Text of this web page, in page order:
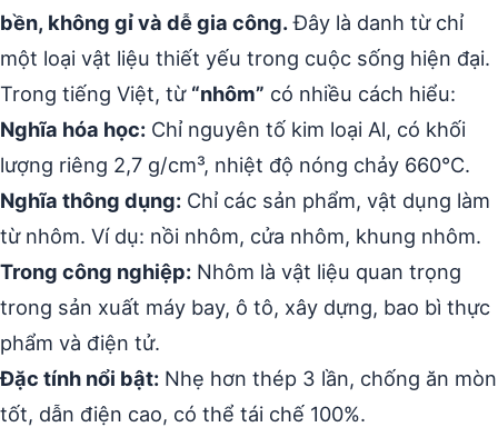
bền, không gỉ và dễ gia công.Đây là danh từ chỉ
một loại vật liệu thiết yếu trong cuộc sống hiện đại.
Trong tiếng Việt, từ “nhôm” có nhiều cách hiểu:
Nghĩa hóa học: Chỉ nguyên tố kim loại Al, có khối
lượng riêng 2,7 g/cm³, nhiệt độ nóng chảy 660°C.
Nghĩa thông dụng: Chỉ các sản phẩm, vật dụng làm
từ nhôm. Ví dụ: nồi nhôm, cửa nhôm, khung nhôm.
Trong công nghiệp: Nhôm là vật liệu quan trọng
trong sản xuất máy bay, ô tô, xây dựng, bao bì thực
phẩm và điện tử.
Đặc tính nổi bật: Nhẹ hơn thép 3 lần, chống ăn mòn
tốt, dẫn điện cao, có thể tái chế 100%.